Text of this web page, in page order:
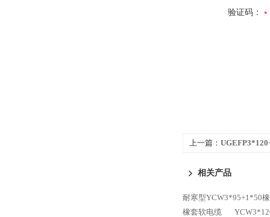
验证码：
上一篇：
相关产品
耐寒型YCW3*95+1*50
橡套软电缆